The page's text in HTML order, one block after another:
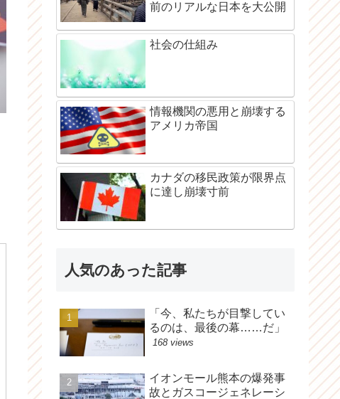
前のリアルな日本を大公開
社会の仕組み
情報機関の悪用と崩壊する
アメリカ帝国
カナダの移民政策が限界点
に達し崩壊寸前
人気のあった記事
「今、私たちが目撃してい
るのは、最後の幕……だ」
168 views
イオンモール熊本の爆発事
故とガスコージェネレーシ